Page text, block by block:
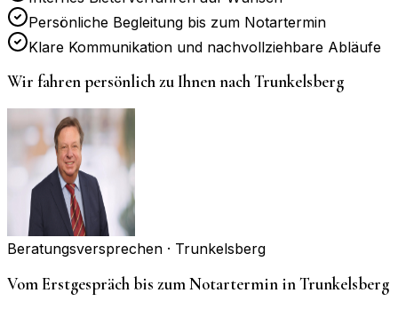
Persönliche Begleitung bis zum Notartermin
Klare Kommunikation und nachvollziehbare Abläufe
Wir fahren persönlich zu Ihnen nachTrunkelsberg
Beratungsversprechen · Trunkelsberg
Vom Erstgespräch bis zum Notartermin in Trunkelsberg